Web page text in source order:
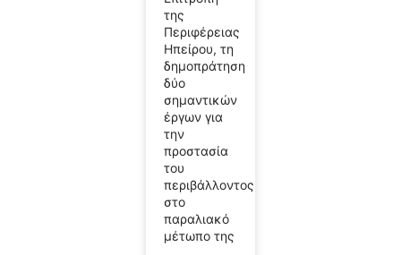
της
Περιφέρειας
Ηπείρου, τη
δημοπράτηση
δύο
σημαντικών
έργων για
την
προστασία
του
περιβάλλοντος
στο
παραλιακό
μέτωπο της